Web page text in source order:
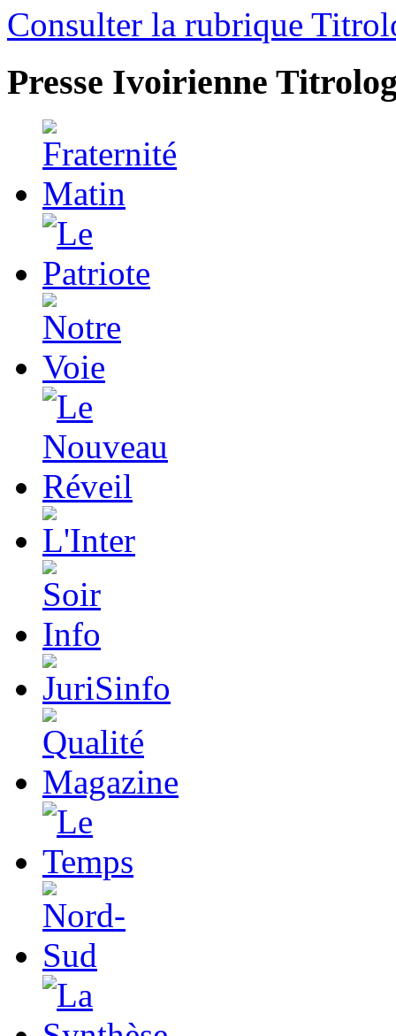
Consulter la rubrique
Presse Ivoirienne